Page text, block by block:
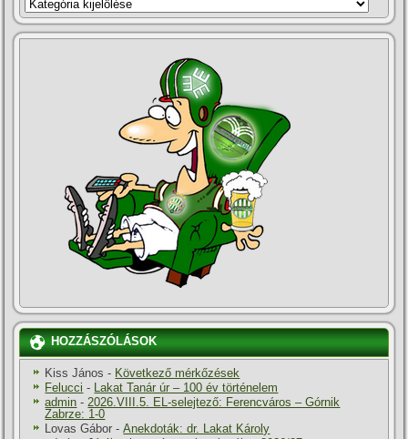
HOZZÁSZÓLÁSOK
Kiss János - Következő mérkőzések
Felucci -
Lakat Tanár úr – 100 év történelem
admin - 2026.VIII.5. EL-selejtező: Ferencváros – Górnik
Zabrze: 1-0
Lovas Gábor -Anekdoták: dr. Lakat Károly